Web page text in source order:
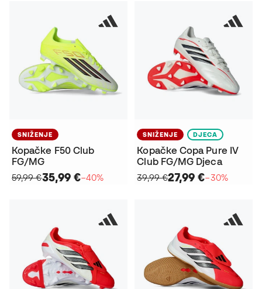
SNIŽENJE
Kopačke F50 Club
FG/MG
59,99 €35,99 €−40%
SNIŽENJE DJECA
Kopačke Copa Pure IV
Club FG/MG Djeca
39,99 €27,99 €−30%